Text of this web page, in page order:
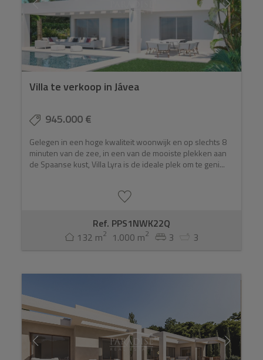
Villa te verkoop in Jávea
945.000 €
Gelegen in een hoge kwaliteit woonwijk en op slechts 8
minuten van de zee, in een van de mooiste plekken aan
de Spaanse kust, Villa Lyra is de ideale plek om te geni...
Ref. PPS1NWK22Q
132 m2 1.000 m2 3 3